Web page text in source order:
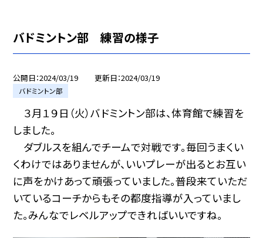
バドミントン部 練習の様子
公開日 2024/03/19 更新日 2024/03/19
バドミントン部
３月１９日（火）バドミントン部は、体育館で練習を
しました。
ダブルスを組んでチームで対戦です。毎回うまくい
くわけではありませんが、いいプレーが出るとお互い
に声をかけあって頑張っていました。普段来ていただ
いているコーチからもその都度指導が入っていまし
た。みんなでレベルアップできればいいですね。